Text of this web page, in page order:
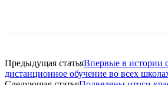
Предыдущая статьяВпервые в истории
дистанционное обучение во всех